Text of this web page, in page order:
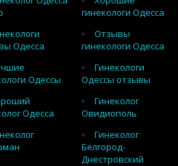
гинекологи Одесса
Одесса
Отзывы
гинекологи Одесса
Одессы
Гинекологи
Одессы отзывы
Одесса
Гинеколог
Овидиополь
Гинеколог
Белгород-
Днестровский